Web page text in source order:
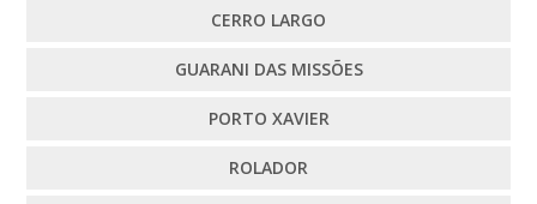
CERRO LARGO
GUARANI DAS MISSÕES
PORTO XAVIER
ROLADOR